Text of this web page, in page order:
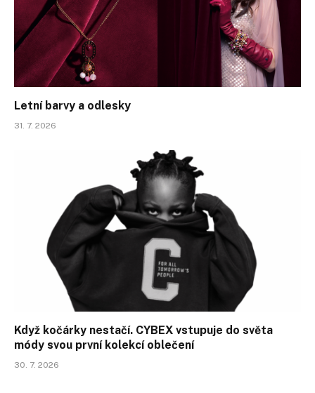
Letní barvy a odlesky
31. 7. 2026
Když kočárky nestačí. CYBEX vstupuje do světa
módy svou první kolekcí oblečení
30. 7. 2026